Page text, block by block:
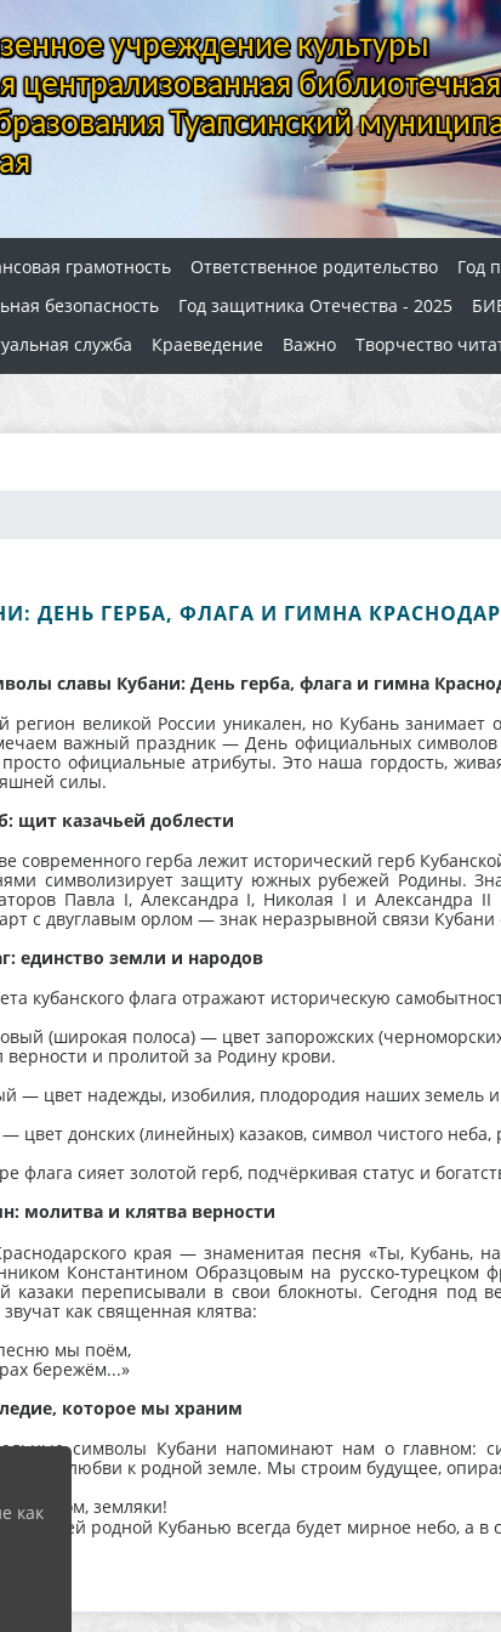
учреждение культуры
централизованная
Туапсинский
грамотность Ответственное родительство
Год
безопасность Год защитника Отечества - 2025
служба Краеведение Важно Творчество
ДЕНЬ ГЕРБА, ФЛАГА И ГИМНА
славы Кубани: День герба, флага и гимна
регион великой России уникален, но Кубань занимает
важный праздник — День официальных
официальные атрибуты. Это наша гордость,
силы.
щит казачьей доблести
современного герба лежит исторический герб
символизирует защиту южных рубежей Родины.
Павла I, Александра I, Николая I и Александра II
с двуглавым орлом — знак неразрывной связи Кубани
единство земли и народов
кубанского флага отражают историческую
(широкая полоса) — цвет запорожских
верности и пролитой за Родину крови.
— цвет надежды, изобилия, плодородия наших земель и
цвет донских (линейных) казаков, символ чистого
флага сияет золотой герб, подчёркивая статус и
молитва и клятва верности
края — знаменитая песня «Ты, Кубань,
Константином Образцовым на русско-турецком
казаки переписывали в свои блокноты. Сегодня под
звучат как священная клятва:
мы поём,
бережём...»
которое мы храним
символы Кубани напоминают нам о главном:
любви к родной земле. Мы строим будущее,
земляки!
нашей родной Кубанью всегда будет мирное небо, а в
как